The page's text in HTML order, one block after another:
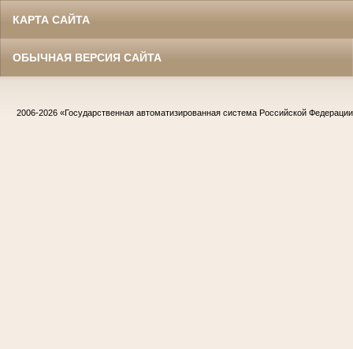
КАРТА САЙТА
ОБЫЧНАЯ ВЕРСИЯ САЙТА
2006-2026 «Государственная автоматизированная система Российской